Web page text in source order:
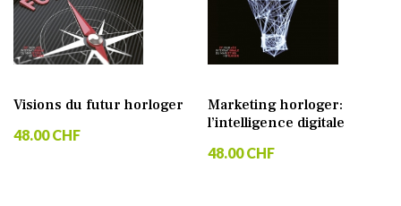
Visions du futur horloger
48.00 CHF
Marketing horloger:
l’intelligence digitale
48.00 CHF